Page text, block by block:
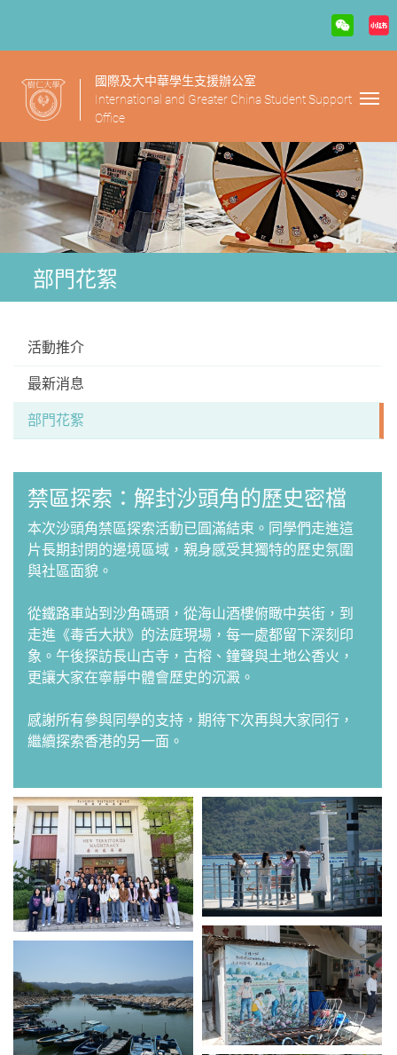
國際及大中華學生支援辦公室
International and Greater China Student Support
Office
部門花絮
活動推介
最新消息
部門花絮
禁區探索：解封沙頭角的歷史密檔
本次沙頭角禁區探索活動已圓滿結束。同學們走進這
片長期封閉的邊境區域，親身感受其獨特的歷史氛圍
與社區面貌。
從鐵路車站到沙角碼頭，從海山酒樓俯瞰中英街，到
走進《毒舌大狀》的法庭現場，每一處都留下深刻印
象。午後探訪長山古寺，古榕、鐘聲與土地公香火，
更讓大家在寧靜中體會歷史的沉澱。
感謝所有參與同學的支持，期待下次再與大家同行，
繼續探索香港的另一面。